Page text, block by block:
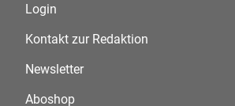
Login
Kontakt zur Redaktion
Newsletter
Aboshop